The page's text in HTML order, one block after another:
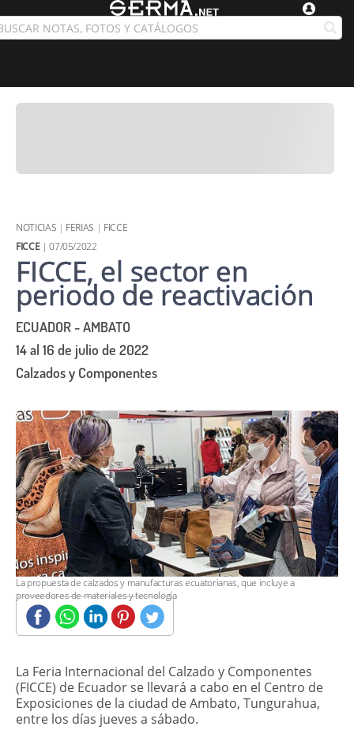
NOTICIAS | FERIAS | FICCE
FICCE| 07/05/2022
FICCE, el sector en
periodo de reactivación
ECUADOR - AMBATO
14 al 16 de julio de 2022
Calzados y Componentes
La propuesta de calzados y manufacturas ecuatorianas, que incluye a
proveedores de materiales y tecnología
La Feria Internacional del Calzado y Componentes
(FICCE) de Ecuador se llevará a cabo en el Centro de
Exposiciones de la ciudad de Ambato, Tungurahua,
entre los días jueves a sábado.